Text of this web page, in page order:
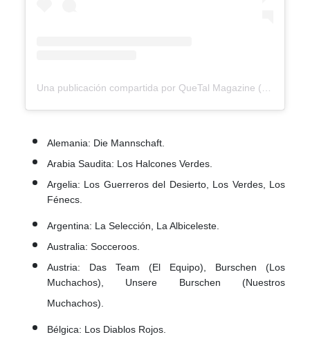
Una publicación compartida por QueTal Magazine (@quetalmagazineslp)
Alemania: Die Mannschaft.
Arabia Saudita: Los Halcones Verdes.
Argelia: Los Guerreros del Desierto, Los Verdes, Los
Fénecs.
Argentina: La Selección, La Albiceleste.
Australia: Socceroos.
Austria: Das Team (El Equipo), Burschen (Los
Muchachos), Unsere Burschen (Nuestros
Muchachos).
Bélgica: Los Diablos Rojos.